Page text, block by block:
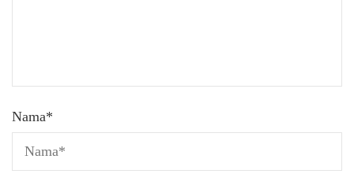
Nama*